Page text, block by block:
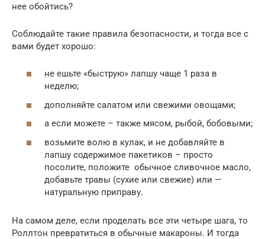
нее обойтись?
Соблюдайте такие правила безопасности, и тогда все с
вами будет хорошо:
не ешьте «быструю» лапшу чаще 1 раза в
неделю;
дополняйте салатом или свежими овощами;
а если можете – также мясом, рыбой, бобовыми;
возьмите волю в кулак, и не добавляйте в
лапшу содержимое пакетиков – просто
посолите, положите обычное сливочное масло,
добавьте травы (сухие или свежие) или —
натуральную приправу.
На самом деле, если проделать все эти четыре шага, то
Роллтон превратиться в обычные макароны. И тогда